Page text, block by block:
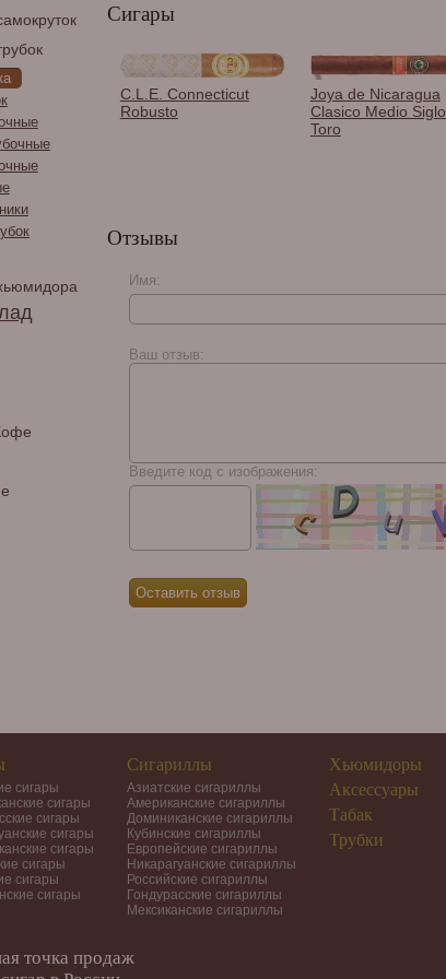
Сигары
C.L.E. Connecticut
Robusto
Joya de Nicaragua
Clasico Medio Siglo
Toro
Отзывы
Имя:
Ваш отзыв:
Введите код с изображения:
сигары
сигары
сигары
сигары
сигары
сигары
сигары
сигары
Сигариллы
Азиатские сигариллы
Американские сигариллы
Доминиканские сигариллы
Кубинские сигариллы
Европейские сигариллы
Никарагуанские сигариллы
Российские сигариллы
Гондурасские сигариллы
Мексиканские сигариллы
Хьюмидоры
Аксессуары
Табак
Трубки
точка продаж